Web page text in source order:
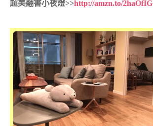
超美翻書小夜燈>>http://amzn.to/2haOfIG